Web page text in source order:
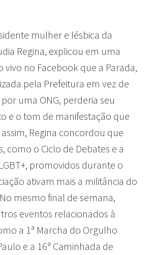
mulher e lésbica da
Regina, explicou em uma
vivo no Facebook que a Parada,
pela Prefeitura em vez de
uma ONG, perderia seu
e o tom de manifestação que
Regina concordou que
como o Ciclo de Debates e a
promovidos durante o
ativam mais a militância do
mesmo final de semana,
eventos relacionados à
a 1ª Marcha do Orgulho
e a 16ª Caminhada de